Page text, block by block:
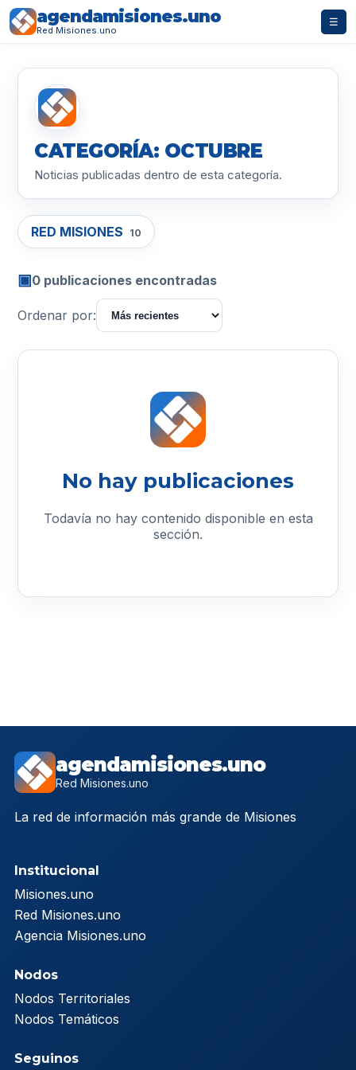
agendamisiones.uno
Red Misiones.uno
☰
CATEGORÍA: OCTUBRE
Noticias publicadas dentro de esta categoría.
RED MISIONES 10
▣0 publicaciones encontradas
Ordenar por:
No hay publicaciones
Todavía no hay contenido disponible en esta
sección.
agendamisiones.uno
Red Misiones.uno
La red de información más grande de Misiones
Institucional
Misiones.uno
Red Misiones.uno
Agencia Misiones.uno
Nodos
Nodos Territoriales
Nodos Temáticos
Seguinos